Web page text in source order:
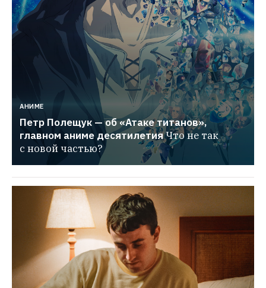
АНИМЕ
Петр Полещук — об «Атаке титанов»,
главном аниме десятилетияЧто не так
с новой частью?